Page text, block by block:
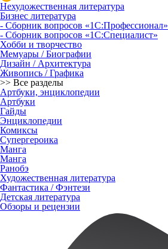
Нехудожественная литература
Бизнес литература
- Сборник вопросов «1С:Профессионал»
- Сборник вопросов «1С:Специалист»
Хобби и творчество
Мемуары / Биографии
Дизайн / Архитектура
Живопись / Графика
>> Все разделы
Артбуки, энциклопедии
Артбуки
Гайды
Энциклопедии
Комиксы
Супергероика
Манга
Манга
Ранобэ
Художественная литература
Фантастика / Фэнтези
Детская литература
Обзоры и рецензии